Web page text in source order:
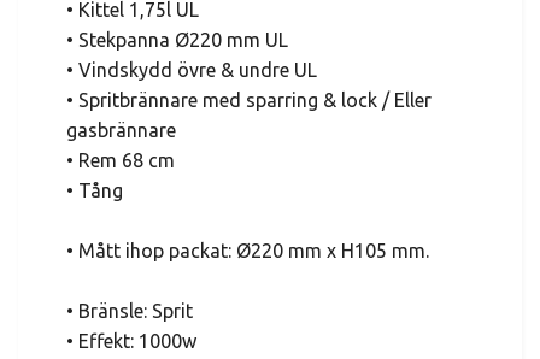
• Kittel 1,75l UL
• Stekpanna Ø220 mm UL
• Vindskydd övre & undre UL
• Spritbrännare med sparring & lock / Eller
gasbrännare
• Rem 68 cm
• Tång
• Mått ihop packat: Ø220 mm x H105 mm.
• Bränsle: Sprit
• Effekt: 1000w